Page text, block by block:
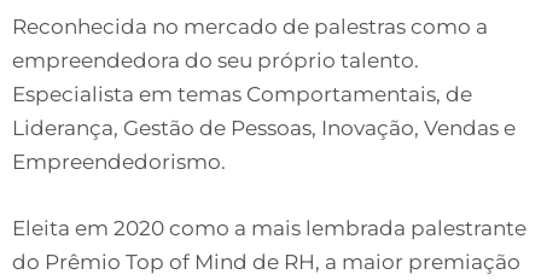
Reconhecida no mercado de palestras como a
empreendedora do seu próprio talento.
Especialista em temas Comportamentais, de
Liderança, Gestão de Pessoas, Inovação, Vendas e
Empreendedorismo.
Eleita em 2020 como a mais lembrada palestrante
do Prêmio Top of Mind de RH, a maior premiação